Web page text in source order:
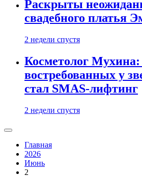
Раскрыты
свадебного платья
2 недели спустя
Косметолог Мухина:
востребованных у
стал SMAS-лифтинг
2 недели спустя
Главная
2026
Июнь
2